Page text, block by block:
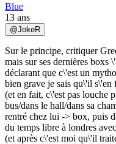
Blue
13 ans
@JokeR
Sur le principe, critiquer
mais sur ses dernières
déclarant que c\'est un
bien grave je sais qu\'il s\'en
(et en fait, c\'est pas louche
bus/dans le hall/dans sa
rentré chez lui -> box, puis
du temps libre à londres
(et après c\'est moi qu\'il